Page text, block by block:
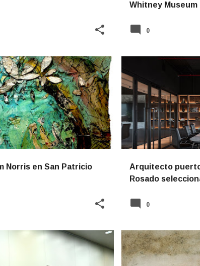
Whitney Museum
0
Norris en San Patricio
Arquitecto
Rosado
0
NOTICIAS